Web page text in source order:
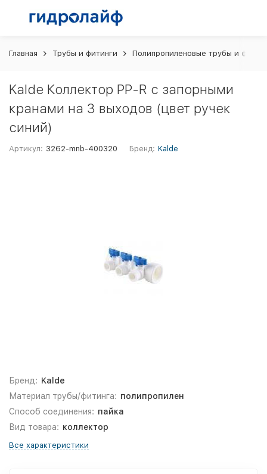
Главная Трубы и фитинги Полипропиленовые трубы и
Kalde Коллектор PP-R с запорными
кранами на 3 выходов (цвет ручек
синий)
Артикул: 3262-mnb-400320 Бренд: Kalde
Бренд: Kalde
Материал трубы/фитинга: полипропилен
Способ соединения: пайка
Вид товара: коллектор
Все характеристики